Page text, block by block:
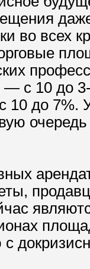
во всех
с 10 до
до 7%.